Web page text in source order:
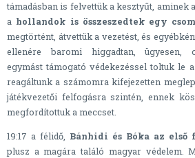
támadásban is felvettük a kesztyűt, aminek
a hollandok is összeszedtek egy
megtörtént, átvettük a vezetést, és
ellenére baromi higgadtan, ügyesen,
egymást támogató védekezéssel toltuk le
reagáltunk a számomra kifejezetten
játékvezetői felfogásra szintén, ennek
megfordítottuk a meccset.
19:17 a félidő, Bánhidi és Bóka az
plusz a magára találó magyar védelem.